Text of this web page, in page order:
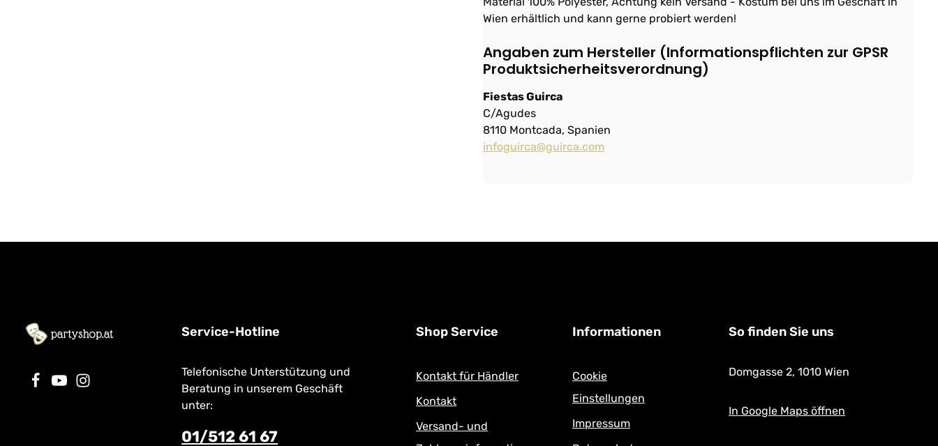
Wien erhältlich und kann gerne probiert werden!
Angaben zum Hersteller (Informationspflichten zur GPSR
Produktsicherheitsverordnung)
Fiestas Guirca
C/Agudes
8110 Montcada, Spanien
infoguirca@guirca.com
Service-Hotline
Telefonische Unterstützung und
Beratung in unserem Geschäft
unter:
01/512 61 67
Shop Service
Kontakt für Händler
Kontakt
Versand- und
Informationen
Cookie
Einstellungen
Impressum
So finden Sie uns
Domgasse 2, 1010 Wien
In Google Maps öffnen